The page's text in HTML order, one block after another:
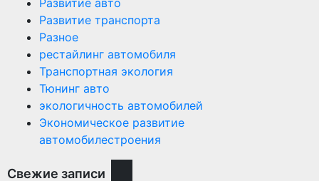
Развитие авто
Развитие транспорта
Разное
рестайлинг автомобиля
Транспортная экология
Тюнинг авто
экологичность автомобилей
Экономическое развитие
автомобилестроения
Свежие записи